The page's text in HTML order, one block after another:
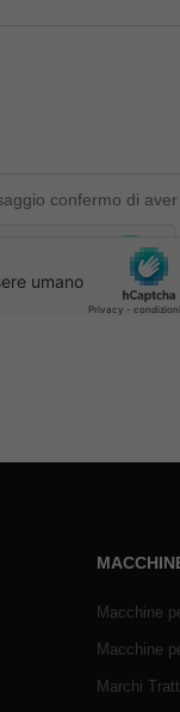
confermo di
Macchine
Macchine
Marchi